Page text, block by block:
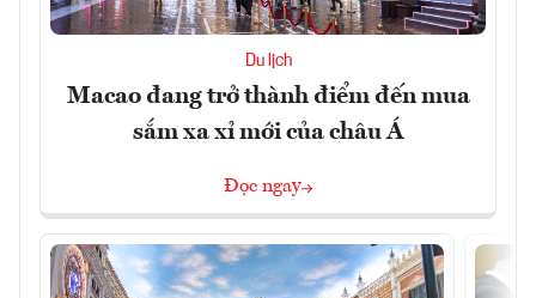
Du lịch
Macao đang trở thành điểm đến mua
sắm xa xỉ mới của châu Á
Đọc ngay